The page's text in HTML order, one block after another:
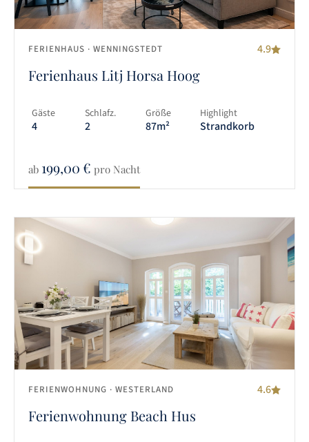
FERIENHAUS · WENNINGSTEDT 4.9
Ferienhaus Litj Horsa Hoog
Gäste
4
Schlafz.
2
Größe
87m²
Highlight
Strandkorb
ab 199,00€ pro Nacht
FERIENWOHNUNG · WESTERLAND 4.6
Ferienwohnung Beach Hus